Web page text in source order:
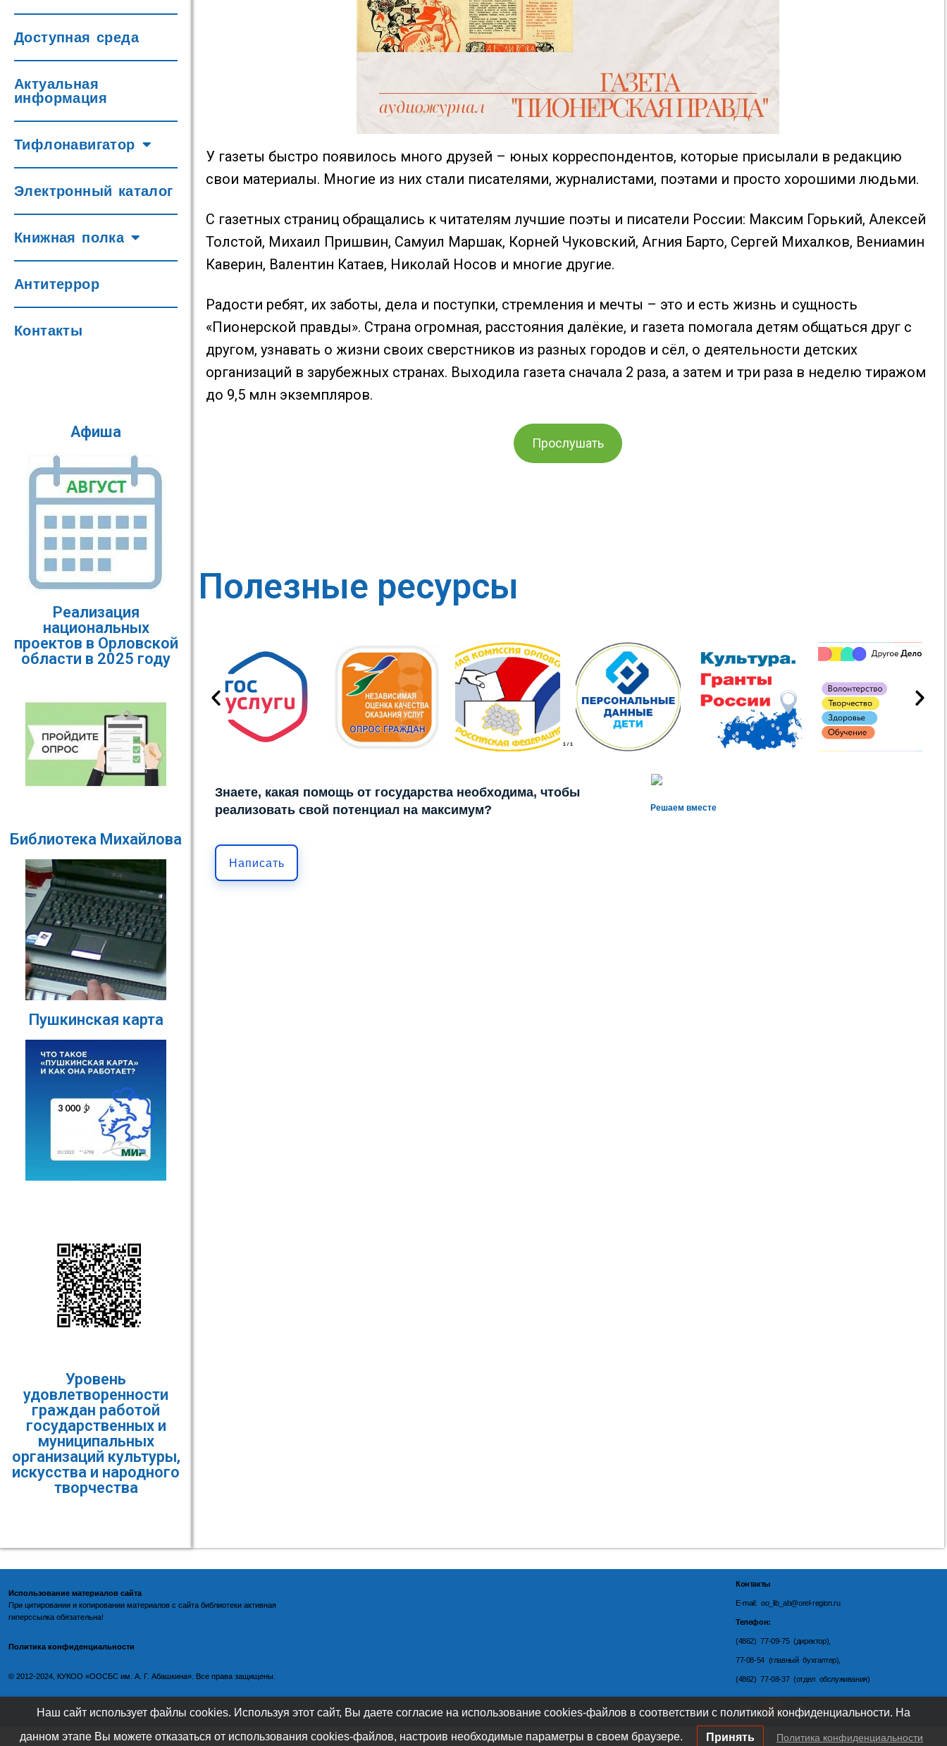
Доступная среда
Актуальная
информация
Тифлонавигатор
Электронный каталог
Книжная полка
Антитеррор
Контакты
Афиша
Реализация
национальных
проектов в Орловской
области в 2025 году
Библиотека Михайлова
Пушкинская карта
Уровень
удовлетворенности
граждан работой
государственных и
муниципальных
организаций культуры,
искусства и народного
творчества
У газеты быстро появилось много друзей – юных корреспондентов, которые присылали в редакцию
свои материалы. Многие из них стали писателями, журналистами, поэтами и просто хорошими людьми.⁣
С газетных страниц обращались к читателям лучшие поэты и писатели России: Максим Горький, Алексей
Толстой, Михаил Пришвин, Самуил Маршак, Корней Чуковский, Агния Барто, Сергей Михалков, Вениамин
Каверин, Валентин Катаев, Николай Носов и многие другие.
⁣Радости ребят, их заботы, дела и поступки, стремления и мечты – это и есть жизнь и сущность
«Пионерской правды». Страна огромная, расстояния далёкие, и газета помогала детям общаться друг с
другом, узнавать о жизни своих сверстников из разных городов и сёл, о деятельности детских
организаций в зарубежных странах. Выходила газета сначала 2 раза, а затем и три раза в неделю тиражом
до 9,5 млн экземпляров.
Прослушать
Полезные ресурсы
1 / 1
Решаем вместе
Знаете, какая помощь от государства необходима, чтобы
реализовать свой потенциал на максимум?
Написать
Использование материалов сайта
При цитировании и копировании материалов с сайта библиотеки активная
гиперссылка обязательна!
Политика конфиденциальности
©️ 2012-2024, КУКОО «ООСБС им. А. Г. Абашкина». Все права защищены.
Контакты
E-mail: oo_lib_ab@orel-region.ru
Телефон:
(4862) 77-09-75 (директор),
77-08-54 (главный бухгалтер),
(4862) 77-08-37 (отдел обслуживания)
Наш сайт использует файлы cookies. Используя этот сайт, Вы даете согласие на использование cookies-файлов в соответствии с политикой конфиденциальности. На
данном этапе Вы можете отказаться от использования cookies-файлов, настроив необходимые параметры в своем браузере. Принять Политика конфиденциальности